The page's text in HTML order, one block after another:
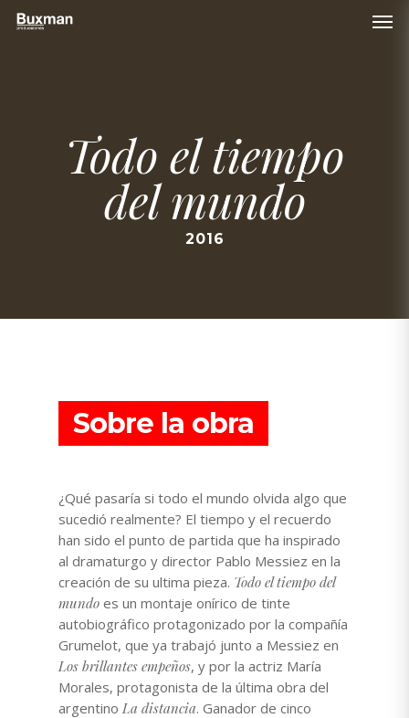
Skip
Todo el tiempo
del mundo
2016
Sobre la obra
¿Qué pasaría si todo el mundo olvida algo que
sucedió realmente? El tiempo y el recuerdo
han sido el punto de partida que ha inspirado
al dramaturgo y director Pablo Messiez en la
creación de su ultima pieza. Todo el tiempo del
mundo es un montaje onírico de tinte
autobiográfico protagonizado por la compañía
Grumelot, que ya trabajó junto a Messiez en
Los brillantes empeños, y por la actriz María
Morales, protagonista de la última obra del
argentino La distancia. Ganador de cinco